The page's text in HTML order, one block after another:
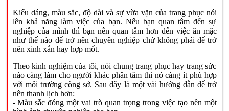
Kiểu dáng, màu sắc, độ dài và sự vừa vặn của trang phục nói
lên khả năng làm việc của bạn. Nếu bạn quan tâm đến sự
nghiệp của mình thì bạn nên quan tâm hơn đến việc ăn mặc
như thế nào để trở nên chuyên nghiệp chứ không phải để trở
nên xinh xắn hay hợp mốt.
Theo kinh nghiệm của tôi, nói chung trang phục hay trang sức
nào càng làm cho người khác phân tâm thì nó càng ít phù hợp
với môi trường công sở. Sau đây là một vài hướng dẫn để trở
nên thanh lịch hơn:
- Màu sắc đóng một vai trò quan trọng trong việc tạo nên một